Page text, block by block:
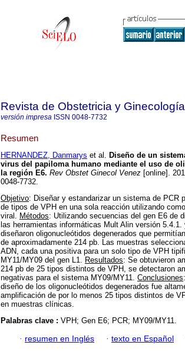
Revista de Obstetricia y
versión impresa ISSN 0048-7732
Resumen
HERNANDEZ, Danmarys et al. Diseño de un
virus del papiloma humano mediante el uso de
la región E6. Rev Obstet Ginecol Venez [online].
0048-7732.
Objetivo: Diseñar y estandarizar un sistema de PCR
de tipos de VPH en una sola reacción utilizando
viral. Métodos: Utilizando secuencias del gen E6 de
las herramientas informáticas Mult Alin versión
diseñaron oligonucleótidos degenerados que
de aproximadamente 214 pb. Las muestras
ADN, cada una positiva para un solo tipo de VPH
MY11/MY09 del gen L1. Resultados: Se obtuvieron
214 pb de 25 tipos distintos de VPH, se detectaron
negativas para el sistema MY09/MY11. Conclusiones
diseño de los oligonucleótidos degenerados fue
amplificación de por lo menos 25 tipos distintos de
en muestras clínicas.
Palabras clave : VPH; Gen E6; PCR; MY09/MY11.
· resumen en Inglés · texto en Español